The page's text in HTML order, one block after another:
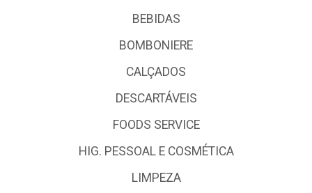
BEBIDAS
BOMBONIERE
CALÇADOS
DESCARTÁVEIS
FOODS SERVICE
HIG. PESSOAL E COSMÉTICA
LIMPEZA